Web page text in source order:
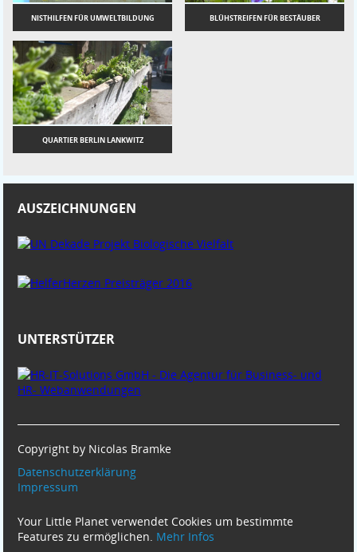
NISTHILFEN FÜR UMWELTBILDUNG BLÜHSTREIFEN FÜR BESTÄUBER
QUARTIER BERLIN LANKWITZ
AUSZEICHNUNGEN
UNTERSTÜTZER
Copyright by Nicolas Bramke
Datenschutzerklärung
Impressum
Your Little Planet verwendet Cookies um bestimmte
Features zu ermöglichen. Mehr Infos